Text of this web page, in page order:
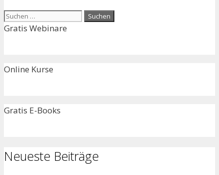
Suchen
nach:
Gratis Webinare
Online Kurse
Gratis E-Books
Neueste Beiträge